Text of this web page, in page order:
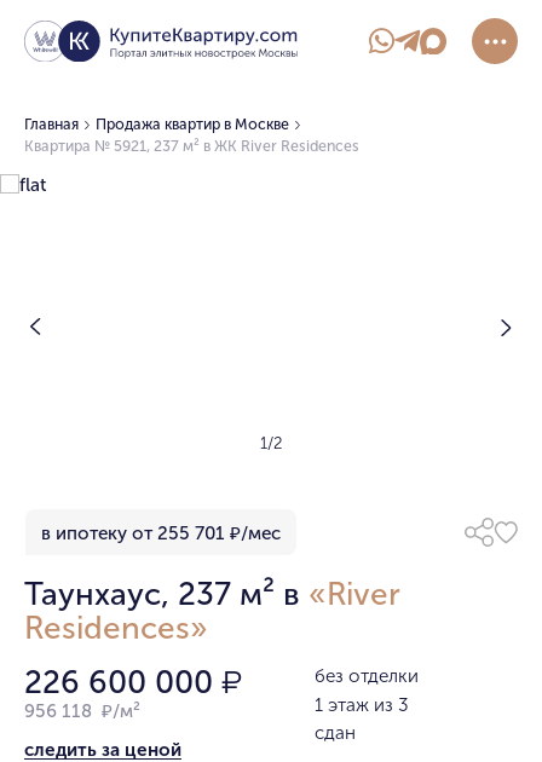
Главная
Продажа квартир в Москве
Квартира № 5921, 237 м² в ЖК River Residences
Таунхаус, 237 м² в «River
Residences»
в ипотеку от 255 701 ₽/мес
1/2
226 600 000 ₽
956 118 ₽/м²
следить за ценой
без отделки
1 этаж из 3
сдан